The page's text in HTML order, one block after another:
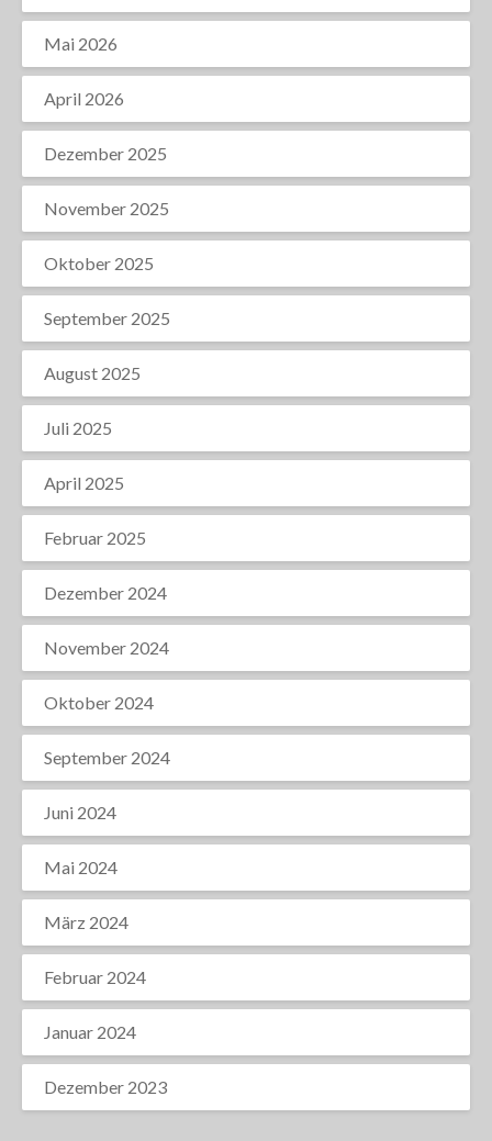
Mai 2026
April 2026
Dezember 2025
November 2025
Oktober 2025
September 2025
August 2025
Juli 2025
April 2025
Februar 2025
Dezember 2024
November 2024
Oktober 2024
September 2024
Juni 2024
Mai 2024
März 2024
Februar 2024
Januar 2024
Dezember 2023